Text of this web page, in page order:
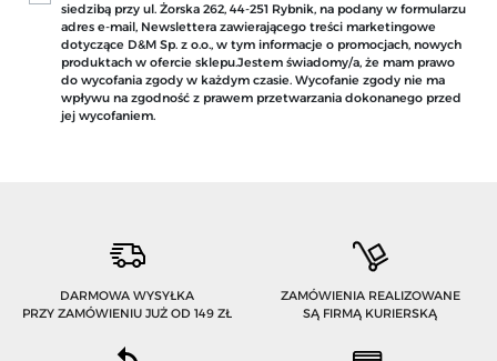
siedzibą przy ul. Żorska 262, 44-251 Rybnik, na podany w formularzu
adres e-mail, Newslettera zawierającego treści marketingowe
dotyczące D&M Sp. z o.o., w tym informacje o promocjach, nowych
produktach w ofercie sklepu.Jestem świadomy/a, że mam prawo
do wycofania zgody w każdym czasie. Wycofanie zgody nie ma
wpływu na zgodność z prawem przetwarzania dokonanego przed
jej wycofaniem.
DARMOWA WYSYŁKA
PRZY ZAMÓWIENIU JUŻ OD 149 ZŁ
ZAMÓWIENIA REALIZOWANE
SĄ FIRMĄ KURIERSKĄ